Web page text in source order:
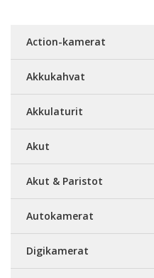
Action-kamerat
Akkukahvat
Akkulaturit
Akut
Akut & Paristot
Autokamerat
Digikamerat